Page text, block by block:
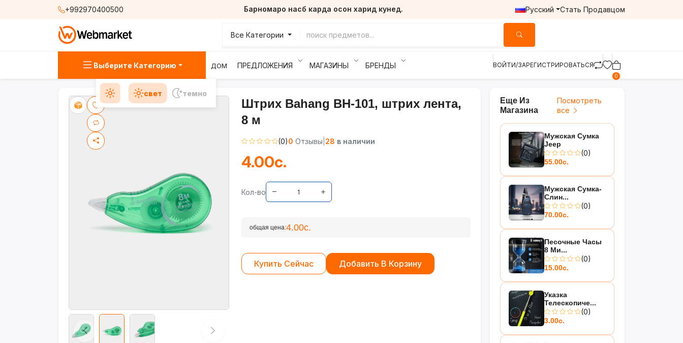
+992970400500 Барномаро насб карда осон харид кунед. Русский Стать Продавцом
Все Категории
Выберите Категорию ДОМ ПРЕДЛОЖЕНИЯ МАГАЗИНЫ БРЕНДЫ ВОЙТИ/ЗАРЕГИСТРИРОВАТЬСЯ
0
свет темно
Штрих Bahang BH-101, штрих лента,
8 м
(0)0 Отзывы 28 в наличии
4.00с.
Кол-во
общая цена:4.00с.
Купить Сейчас Добавить В Корзину
Еще Из
Магазина
Посмотреть
все
Мужская Сумка
Jeep
(0)
55.00с.
Мужская Сумка-
Слин...
(0)
70.00с.
Песочные Часы
8 Ми...
(0)
15.00с.
Указка
Телескопиче...
(0)
3.00с.